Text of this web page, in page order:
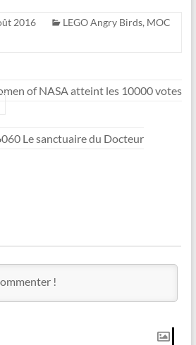
2016 LEGO Angry Birds, MOC
of NASA atteint les 10000 votes
Le sanctuaire du Docteur